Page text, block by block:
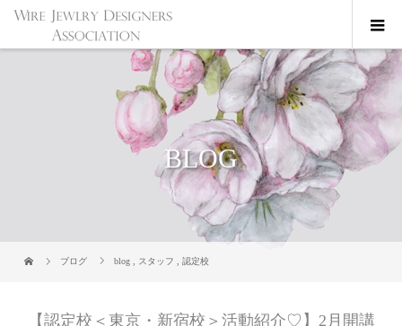
BLOG
ブログ blog スタッフ ,認定校
【認定校＜東京・新宿校＞活動紹介♡】2月開講